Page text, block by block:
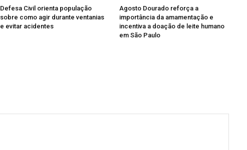
Defesa Civil orienta população
sobre como agir durante ventanias
e evitar acidentes
Agosto Dourado reforça a
importância da amamentação e
incentiva a doação de leite humano
em São Paulo